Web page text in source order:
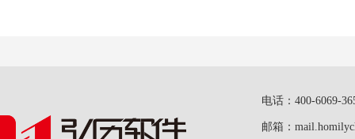
电话：400-6069-
邮箱：